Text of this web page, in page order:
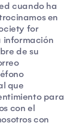
cuando ha
en
for
información
de su
que
para
con el
con